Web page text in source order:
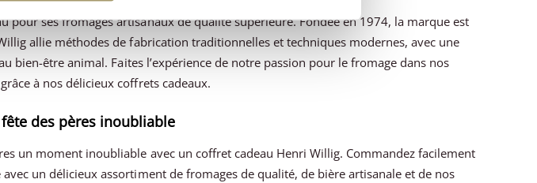
pour ses fromages artisanaux de qualité supérieure. Fondée en 1974, la marque est
allie méthodes de fabrication traditionnelles et techniques modernes, avec une
bien-être animal. Faites l’expérience de notre passion pour le fromage dans nos
à nos délicieux coffrets cadeaux.
des pères inoubliable
un moment inoubliable avec un coffret cadeau Henri Willig. Commandez facilement
un délicieux assortiment de fromages de qualité, de bière artisanale et de nos